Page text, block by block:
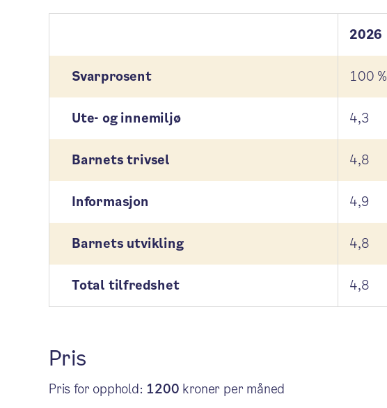
2026
Svarprosent 100 %
Ute- og innemiljø 4,3
Barnets trivsel 4,8
Informasjon 4,9
Barnets utvikling 4,8
Total tilfredshet 4,8
Pris
Pris for opphold: 1200 kroner per måned